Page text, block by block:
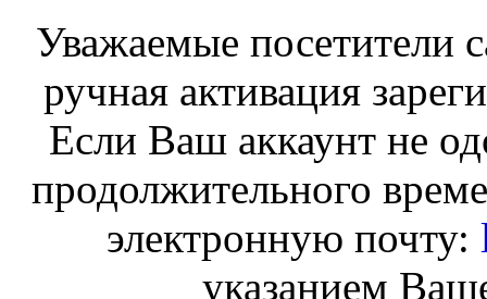
Уважаемые посетители
ручная активация
Если Ваш аккаунт не
продолжительного
электронную почту:
указанием